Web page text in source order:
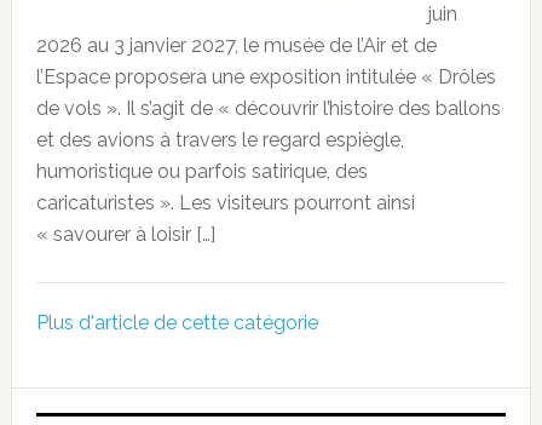
juin
2026 au 3 janvier 2027, le musée de l’Air et de
l’Espace proposera une exposition intitulée « Drôles
de vols ». Il s’agit de « découvrir l’histoire des ballons
et des avions à travers le regard espiègle,
humoristique ou parfois satirique, des
caricaturistes ». Les visiteurs pourront ainsi
« savourer à loisir […]
Plus d'article de cette catégorie